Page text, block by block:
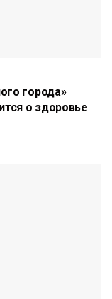
города»
о здоровье